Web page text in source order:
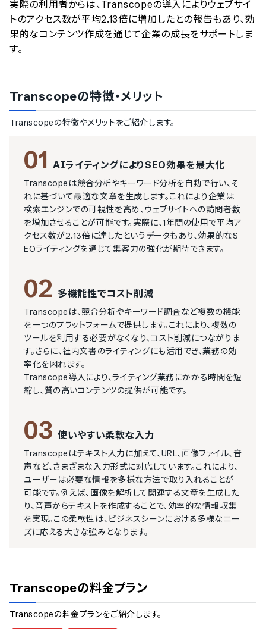
実際の利用者からは、Transcopeの導入によりウェブサイ
トのアクセス数が平均2.13倍に増加したとの報告もあり、効
果的なコンテンツ作成を通じて企業の成長をサポートしま
す。
Transcopeの特徴・メリット
Transcopeの特徴やメリットをご紹介します。
01 AIライティングによりSEO効果を最大化
Transcopeは競合分析やキーワード分析を自動で行い、そ
れに基づいて最適な文章を生成します。これにより企業は
検索エンジンでの可視性を高め、ウェブサイトへの訪問者数
を増加させることが可能です。実際に、1年間の使用で平均ア
クセス数が2.13倍に達したというデータもあり、効果的なS
EOライティングを通じて集客力の強化が期待できます。
02 多機能性でコスト削減
Transcopeは、競合分析やキーワード調査など複数の機能
を一つのプラットフォームで提供します。これにより、複数の
ツールを利用する必要がなくなり、コスト削減につながりま
す。さらに、社内文書のライティングにも活用でき、業務の効
率化を図れます。
Transcope導入により、ライティング業務にかかる時間を短
縮し、質の高いコンテンツの提供が可能です。
03 使いやすい柔軟な入力
Transcopeはテキスト入力に加えて、URL、画像ファイル、音
声など、さまざまな入力形式に対応しています。これにより、
ユーザーは必要な情報を多様な方法で取り入れることが
可能です。例えば、画像を解析して関連する文章を生成した
り、音声からテキストを作成することで、効率的な情報収集
を実現。この柔軟性は、ビジネスシーンにおける多様なニー
ズに応える大きな強みとなります。
Transcopeの料金プラン
Transcopeの料金プランをご紹介します。